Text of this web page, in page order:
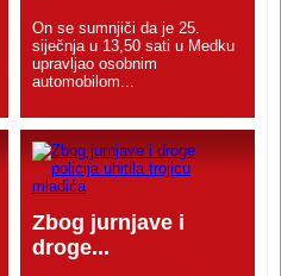
On se sumnjiči da je 25.
siječnja u 13,50 sati u Medku
upravljao osobnim
automobilom...
Zbog jurnjave i
droge...